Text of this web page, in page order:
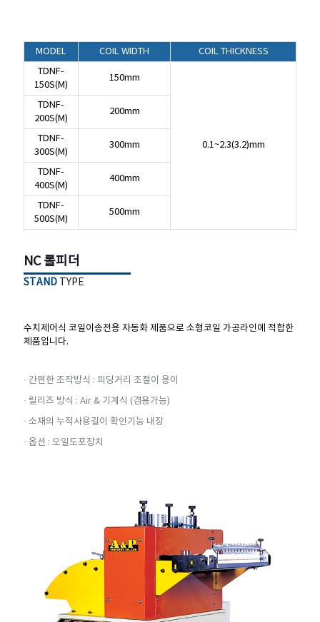
MODEL COIL WIDTH
COIL THICKNESS
TDNF-
150S(M)
150mm
0.1~2.3(3.2)mm
TDNF-
200S(M)
200mm
TDNF-
300S(M)
300mm
TDNF-
400S(M)
400mm
TDNF-
500S(M)
500mm
MODEL COIL WIDTH
COIL THICKNESS
TDNF-
150S(M)
150mm
0.1~2.3(3.2)mm
TDNF-
200S(M)
200mm
TDNF-
300S(M)
300mm
TDNF-
400S(M)
400mm
TDNF-
500S(M)
500mm
NC 롤피더
STAND TYPE
수치제어식 코일이송전용 자동화 제품으로 소형코일 가공라인에 적합한
제품입니다.
· 간편한 조작방식 : 피딩거리 조절이 용이
· 릴리즈 방식 : Air & 기계식 (겸용가능)
· 소재의 누적사용길이 확인기능 내장
NC 롤피더
STAND TYPE
수치제어식 코일이송전용 자동화 제품으로 소형코일 가공라인에 적합한
제품입니다.
· 간편한 조작방식 : 피딩거리 조절이 용이
· 릴리즈 방식 : Air & 기계식 (겸용가능)
· 소재의 누적사용길이 확인기능 내장
· 옵션 : 오일도포장치